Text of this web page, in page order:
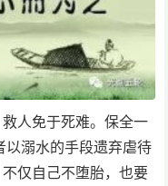
人免于死难。保全一
溺水的手段遗弃虐待
仅自己不堕胎，也要